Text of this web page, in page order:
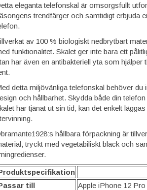
eleganta telefonskal är omsorgsfullt
trendfärger och samtidigt erbjuda
av 100 % biologiskt nedbrytbart
funktionalitet. Skalet ger inte bara ett
har även en antibakteriell yta som hjälper
detta miljövänliga telefonskal behöver du
och hållbarhet. Skydda både din
har tjänat ut sin tid, kan det enkelt
hållbara förpackning är
tryckt med vegetabiliskt bläck och
till
Apple iPhone 12 Pro